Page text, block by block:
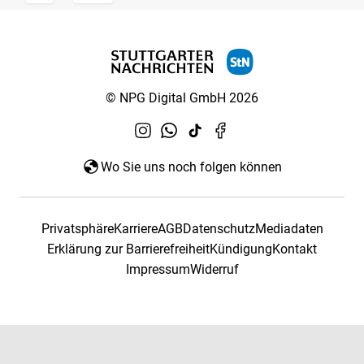
© NPG Digital GmbH 2026
Wo Sie uns noch folgen können
PrivatsphäreKarriereAGBDatenschutzMediadaten
Erklärung zur BarrierefreiheitKündigungKontakt
ImpressumWiderruf